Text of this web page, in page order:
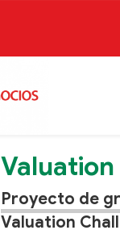
Proyecto de
Valuation